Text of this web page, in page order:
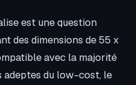
est une question
des dimensions de 55 x
avec la majorité
adeptes du low-cost, le